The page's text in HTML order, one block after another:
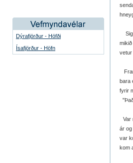
Dýrafjörður - Höfði
Ísafjörður - Höfn
vetur
bara
fyrir
Var
ár
var
kom